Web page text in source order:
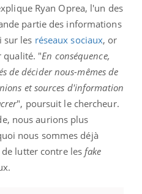
Ryan Oprea, l'un des
partie des informations
sur les réseaux sociaux, or
qualité. "En conséquence,
de décider nous-mêmes de
et sources d'information
", poursuit le chercheur.
nous aurions plus
nous sommes déjà
lutter contre les fake